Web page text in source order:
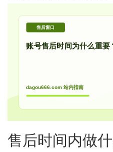
售后时间内做